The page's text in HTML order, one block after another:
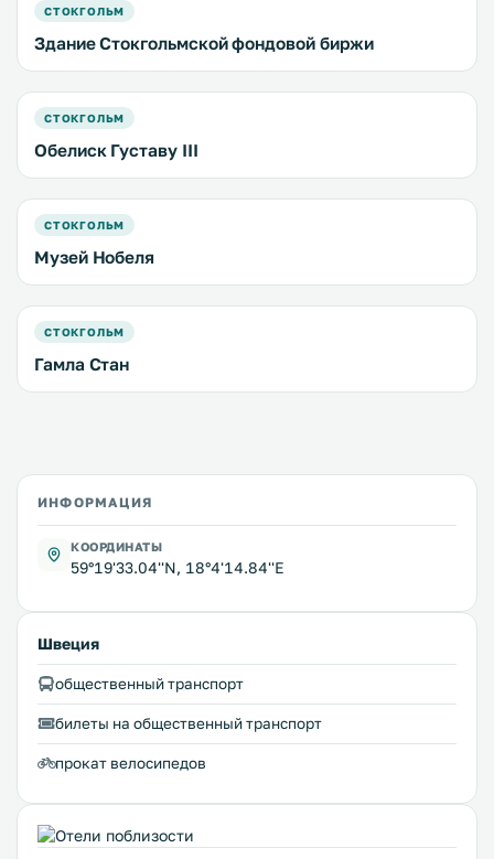
СТОКГОЛЬМ
Здание Стокгольмской фондовой биржи
СТОКГОЛЬМ
Обелиск Густаву III
СТОКГОЛЬМ
Музей Нобеля
СТОКГОЛЬМ
Гамла Стан
ИНФОРМАЦИЯ
КООРДИНАТЫ
59°19'33.04''N, 18°4'14.84''E
Швеция
общественный транспорт
билеты на общественный транспорт
прокат велосипедов